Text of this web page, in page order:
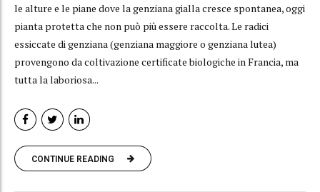
le alture e le piane dove la genziana gialla cresce spontanea, oggi
pianta protetta che non può più essere raccolta. Le radici
essiccate di genziana (genziana maggiore o genziana lutea)
provengono da coltivazione certificate biologiche in Francia, ma
tutta la laboriosa...
CONTINUE READING